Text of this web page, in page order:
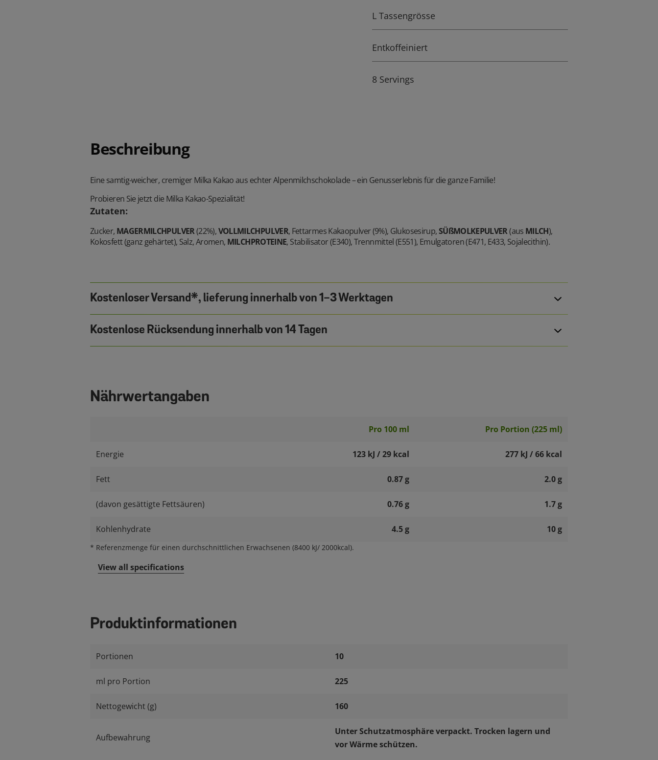
L Tassengrösse
Entkoffeiniert
8 Servings
Beschreibung
Eine samtig-weicher, cremiger Milka Kakao aus echter Alpenmilchschokolade – ein Genusserlebnis für die ganze Familie!
Probieren Sie jetzt die Milka Kakao-Spezialität!
Zutaten:
Zucker, MAGERMILCHPULVER(22%),VOLLMILCHPULVER, Fettarmes Kakaopulver (9%), Glukosesirup,SÜßMOLKEPULVER(aus MILCH),
Kokosfett (ganz gehärtet), Salz, Aromen, MILCHPROTEINE, Stabilisator (E340), Trennmittel (E551), Emulgatoren (E471, E433, Sojalecithin).
Kostenloser Versand*, lieferung innerhalb von 1-3 Werktagen
Kostenlose Rücksendung innerhalb von 14 Tagen
Nährwertangaben
Pro 100 ml Pro Portion (225 ml)
Energie 123 kJ / 29 kcal 277 kJ / 66 kcal
Fett 0.87 g 2.0 g
(davon gesättigte Fettsäuren) 0.76 g 1.7 g
Kohlenhydrate 4.5 g 10 g
* Referenzmenge für einen durchschnittlichen Erwachsenen (8400 kJ/ 2000kcal).
View all specifications
Produktinformationen
Portionen 10
ml pro Portion 225
Nettogewicht (g) 160
Aufbewahrung
Unter Schutzatmosphäre verpackt. Trocken lagern und
vor Wärme schützen.